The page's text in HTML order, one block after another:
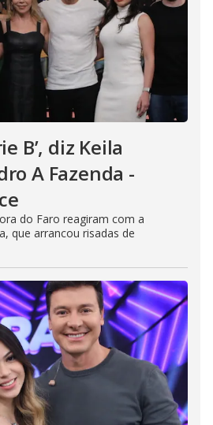
B’, diz Keila
A Fazenda -
do Faro reagiram com a
que arrancou risadas de